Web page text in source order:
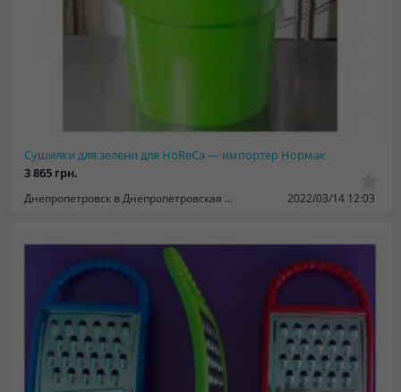
Сушилки для зелени для HoReCa — импортер Нормак
3 865 грн.
Днепропетровск в Днепропетровская область 2022/03/14 12:03